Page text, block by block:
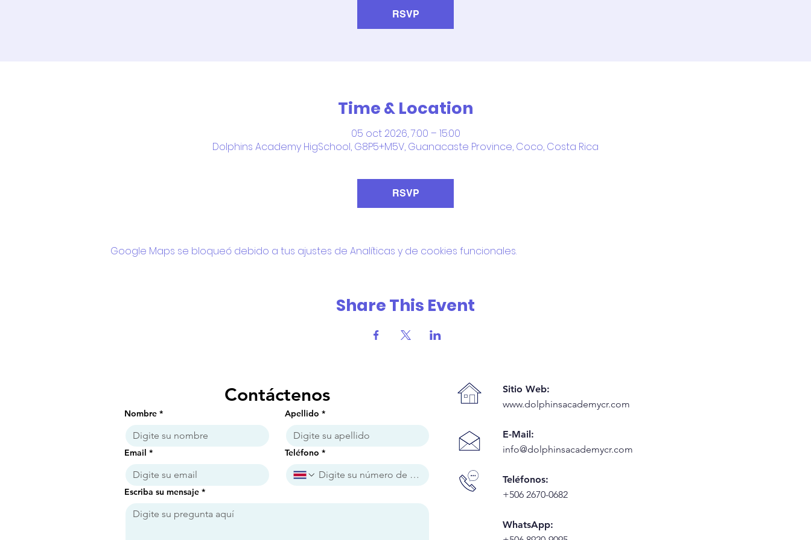
RSVP
Time & Location
05 oct 2026, 7:00 – 15:00
Dolphins Academy HigSchool, G8P5+M5V, Guanacaste Province, Coco, Costa Rica
RSVP
Google Maps se bloqueó debido a tus ajustes de Analíticas y de cookies funcionales.
Share This Event
Contáctenos
Nombre * Apellido *
Email * Teléfono *
Escriba su mensaje *
Sitio Web:
www.dolphinsacademycr.com
E-Mail:
info@dolphinsacademycr.com
Teléfonos:
+506 2670-0682
WhatsApp: